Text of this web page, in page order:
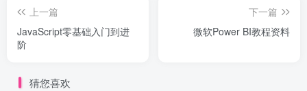
上一篇
JavaScript零基础入门到进
阶
下一篇
微软Power BI教程资料
猜您喜欢